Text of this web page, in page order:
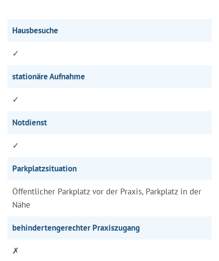
Hausbesuche
✓
stationäre Aufnahme
✓
Notdienst
✓
Parkplatzsituation
Öffentlicher Parkplatz vor der Praxis, Parkplatz in der
Nähe
behindertengerechter Praxiszugang
✗